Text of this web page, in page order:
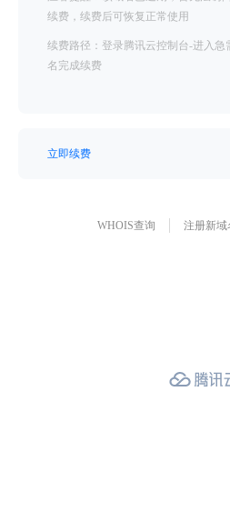
续费，续费后可恢复正常使用
续费路径：登录腾讯云控制台-进入急
名完成续费
立即续费
WHOIS查询 注册新域